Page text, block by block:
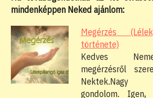
mindenképpen Neked ajánlom:
Megérzés
története)
Kedves
megérzésről
gondolom. Igen,